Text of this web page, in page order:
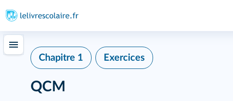
Chapitre 1 Exercices
QCM